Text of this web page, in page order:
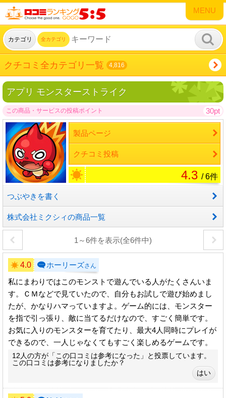
MENU
カテゴリ 全カテゴリ
クチコミ全カテゴリ一覧 4,816
アプリ モンスターストライク
この商品・サービスの投稿ポイント 30pt
製品ページ
クチコミ投稿
4.3 / 6件
つぶやきを書く
株式会社ミクシィの商品一覧
1～6件を表示(全6件中)
4.0 ホーリーズさん
私にまわりではこのモンストで遊んでいる人がたくさんいま
す。ＣＭなどで見ていたので、自分もお試しで遊び始めまし
たが、かなりハマっていますよ。ゲーム的には、モンスター
を指で引っ張り、敵に当てるだけなので、すごく簡単です。
お気に入りのモンスターを育てたり、最大4人同時にプレイが
できるので、一人じゃなくてもすごく楽しめるゲームです。
12人の方が「この口コミは参考になった」と投票しています。
この口コミは参考になりましたか？